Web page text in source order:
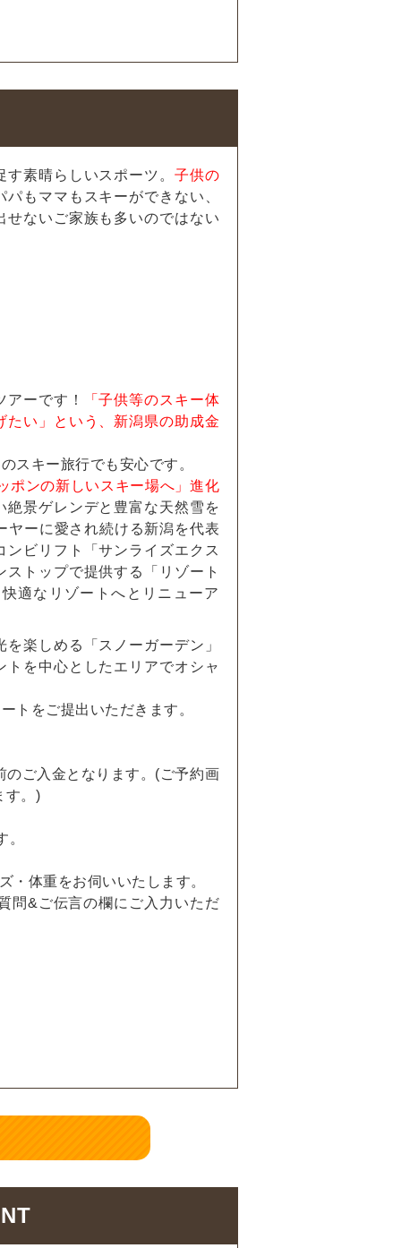
素晴らしいスポーツ。 子供の
パもママもスキーができない、
せないご家族も多いのではない
ーです！
「子供等のスキー体
たい」という、新潟県の助成金
スキー旅行でも安心です。
ポンの新しいスキー場へ」進化
絶景ゲレンデと豊富な天然雪を
ヤーに愛され続ける新潟を代表
ビリフト「サンライズエクス
トップで提供する「リゾート
適なリゾートへとリニューア
楽しめる「スノーガーデン」
を中心としたエリアでオシャ
トをご提出いただきます。
ご入金となります。(ご予約画
す。)
・体重をお伺いいたします。
問&ご伝言の欄にご入力いただ